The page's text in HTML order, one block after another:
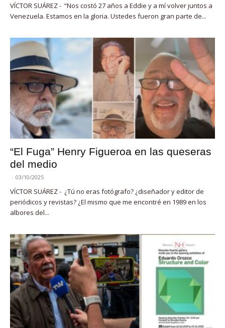
VÍCTOR SUÁREZ - “Nos costó 27 años a Eddie y a mí volver juntos a
Venezuela. Estamos en la gloria. Ustedes fueron gran parte de...
“El Fuga” Henry Figueroa en las queseras
del medio
- 03/10/2025
VÍCTOR SUÁREZ - ¿Tú no eras fotógrafo? ¿diseñador y editor de
periódicos y revistas? ¿El mismo que me encontré en 1989 en los
albores del...